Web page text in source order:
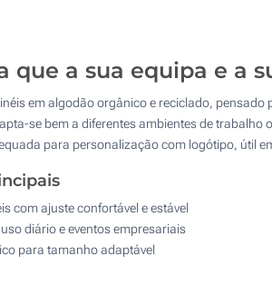
Sem
que a sua equipa e a
em algodão orgânico e reciclado,
se bem a diferentes ambientes de trabalho
para personalização com logótipo, útil
com ajuste confortável e estável
diário e eventos empresariais
para tamanho adaptável